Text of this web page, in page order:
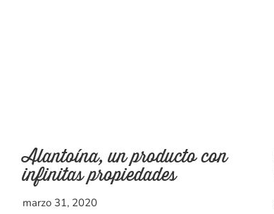
Alantoína, un producto con
infinitas propiedades
marzo 31, 2020